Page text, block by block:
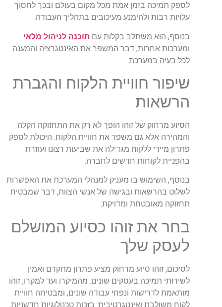
לספק תמיכה בזמן אמת מכל מקום בעולם ובכך לחסוך
עלויות רבות ולהימנע מעיכובים בתהליך העבודה.
בנוסף, הוא משתלב בקלות עם תוכנה לניהול מלאי
ומערכות אחרות, דבר המשפר את האינטגרציה והמענה
לכל בעיה במערכת.
שיפור חוויית הלקוח והגברת
הרשאות
הסיוע מרחוק של זוהו הופך לא רק את התחזוקה הקלה
והמהירה אלא גם משפר את חוויית הלקוח. היכולת לספק
פתרון מיידי ללקוח מגדילה את שביעות רצונו ועוזרת
בהפניית לקוחות חדשים לחברה.
בנוסף, השימוש בו מעניק למנהלי המערכת את האפשרות
לשלוט בהרשאות ובגישה של אנשי הצוות, דבר שמבטיח
תחזוקה מאובטחת ומדויקת.
בחר את זוהו כסיוע המושלם
לעסק שלך
לסיכום, זוהו סיוע מרחוק מציע פתרון מתקדם ואמין
לשירותי תמיכה בעסקים שונים. מהמיקרו ועד למקרו, זוהו
מותאמת לדרישות ונפחי עבודה שונים, ומבטיחה חוויית
לקוח משולבת ואינטגרטיבית. בזכות טכנולוגיות חדשניות,